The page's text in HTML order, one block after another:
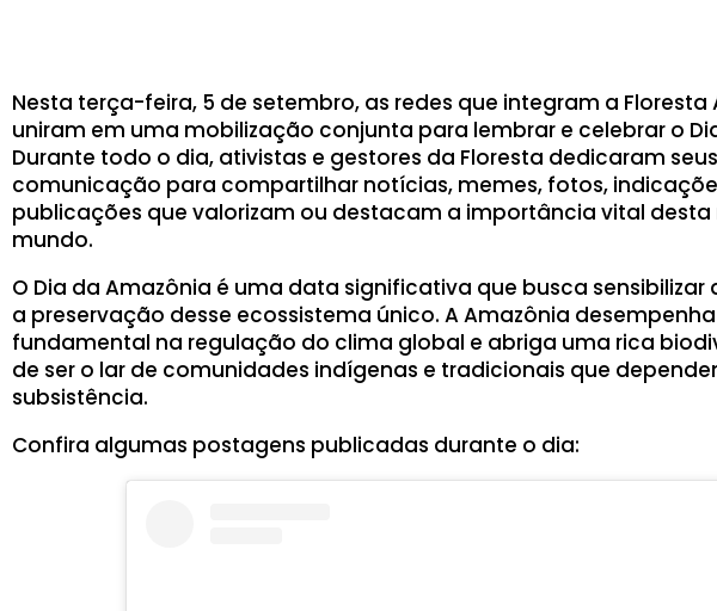
Nesta terça-feira, 5 de setembro, as redes que integram a Floresta
uniram em uma mobilização conjunta para lembrar e celebrar o
Durante todo o dia, ativistas e gestores da Floresta dedicaram
comunicação para compartilhar notícias, memes, fotos,
publicações que valorizam ou destacam a importância vital desta
mundo.
O Dia da Amazônia é uma data significativa que busca sensibilizar
a preservação desse ecossistema único. A Amazônia
fundamental na regulação do clima global e abriga uma rica
de ser o lar de comunidades indígenas e tradicionais que
subsistência.
Confira algumas postagens publicadas durante o dia: